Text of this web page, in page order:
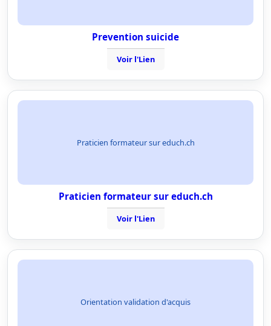
Prevention suicide
Voir l'Lien
Praticien formateur sur educh.ch
Praticien formateur sur educh.ch
Voir l'Lien
Orientation validation d'acquis